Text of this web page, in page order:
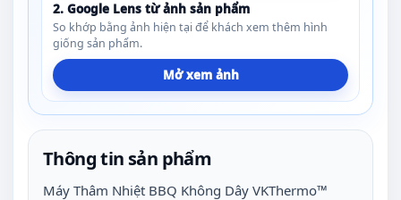
2. Google Lens từ ảnh sản phẩm
So khớp bằng ảnh hiện tại để khách xem thêm hình
giống sản phẩm.
Mở xem ảnh
Thông tin sản phẩm
Máy Thâm Nhiệt BBQ Không Dây VKThermo™